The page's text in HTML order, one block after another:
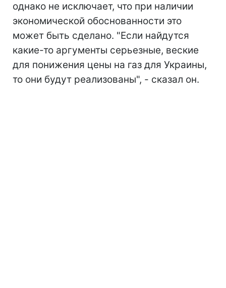
однако не исключает, что при наличии
экономической обоснованности это
может быть сделано. "Если найдутся
какие-то аргументы серьезные, веские
для понижения цены на газ для Украины,
то они будут реализованы", - сказал он.